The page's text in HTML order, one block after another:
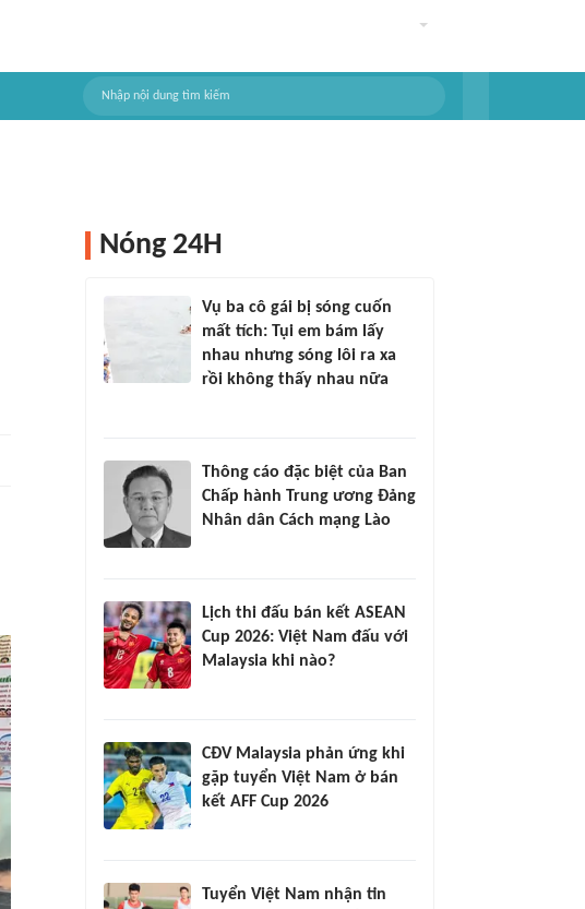
Nóng 24H
Vụ ba cô gái bị sóng cuốn
mất tích: Tụi em bám lấy
nhau nhưng sóng lôi ra xa
rồi không thấy nhau nữa
Thông cáo đặc biệt của Ban
Chấp hành Trung ương Đảng
Nhân dân Cách mạng Lào
Lịch thi đấu bán kết ASEAN
Cup 2026: Việt Nam đấu với
Malaysia khi nào?
CĐV Malaysia phản ứng khi
gặp tuyển Việt Nam ở bán
kết AFF Cup 2026
Tuyển Việt Nam nhận tin